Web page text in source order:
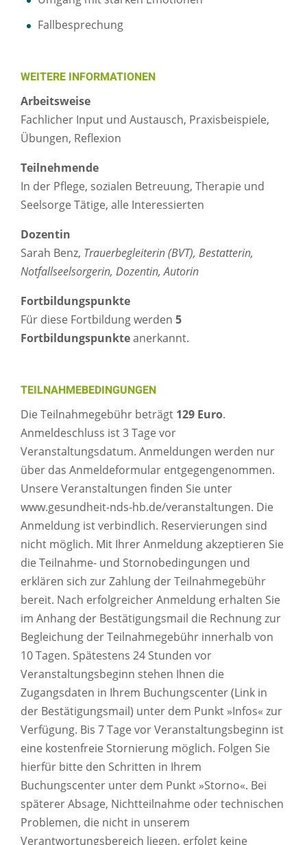
Fallbesprechung
WEITERE INFORMATIONEN
Arbeitsweise
Fachlicher Input und Austausch, Praxisbeispiele,
Übungen, Reflexion
Teilnehmende
In der Pflege, sozialen Betreuung, Therapie und
Seelsorge Tätige, alle Interessierten
Dozentin
Sarah Benz, Trauerbegleiterin (BVT), Bestatterin,
Notfallseelsorgerin, Dozentin, Autorin
Fortbildungspunkte
Für diese Fortbildung werden 5
Fortbildungspunkteanerkannt.
TEILNAHMEBEDINGUNGEN
Die Teilnahmegebühr beträgt 129 Euro.
Anmeldeschluss ist 3 Tage vor
Veranstaltungsdatum. Anmeldungen werden nur
über das Anmeldeformular entgegengenommen.
Unsere Veranstaltungen finden Sie unter
www.gesundheit-nds-hb.de/veranstaltungen. Die
Anmeldung ist verbindlich. Reservierungen sind
nicht möglich. Mit Ihrer Anmeldung akzeptieren Sie
die Teilnahme- und Stornobedingungen und
erklären sich zur Zahlung der Teilnahmegebühr
bereit. Nach erfolgreicher Anmeldung erhalten Sie
im Anhang der Bestätigungsmail die Rechnung zur
Begleichung der Teilnahmegebühr innerhalb von
10 Tagen. Spätestens 24 Stunden vor
Veranstaltungsbeginn stehen Ihnen die
Zugangsdaten in Ihrem Buchungscenter (Link in
der Bestätigungsmail) unter dem Punkt »Infos« zur
Verfügung. Bis 7 Tage vor Veranstaltungsbeginn ist
eine kostenfreie Stornierung möglich. Folgen Sie
hierfür bitte den Schritten in Ihrem
Buchungscenter unter dem Punkt »Storno«. Bei
späterer Absage, Nichtteilnahme oder technischen
Problemen, die nicht in unserem
Verantwortungsbereich liegen, erfolgt keine